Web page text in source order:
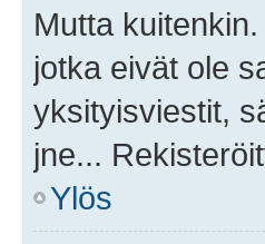
Mutta
jotka eivät ole
yksityisviestit,
jne...
Ylös